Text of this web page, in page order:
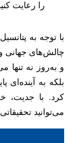
را رعایت
با توجه به
چالش‌های جهانی و
و به‌روز نه
بلکه به آینده‌ای
کرد. با جدیت،
می‌توانید